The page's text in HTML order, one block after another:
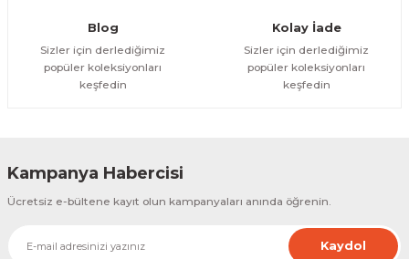
Blog
Sizler için derlediğimiz
popüler koleksiyonları
keşfedin
Kolay İade
Sizler için derlediğimiz
popüler koleksiyonları
keşfedin
Kampanya Habercisi
Ücretsiz e-bültene kayıt olun kampanyaları anında öğrenin.
Kaydol